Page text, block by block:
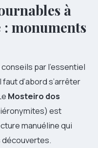
à
monuments
par l’essentiel
d’abord s’arrêter
Mosteiro dos
est
manuéline qui
découvertes.